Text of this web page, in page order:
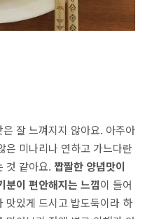
잘 느껴지지 않아요. 아주아
은 미나리나 연하고 가느다란
것 같아요. 짭짤한 양념맛이
분이 편안해지는 느낌이 들어
맛있게 드시고 밥도둑이라 하